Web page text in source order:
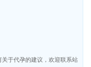
于代孕的建议，欢迎联系站